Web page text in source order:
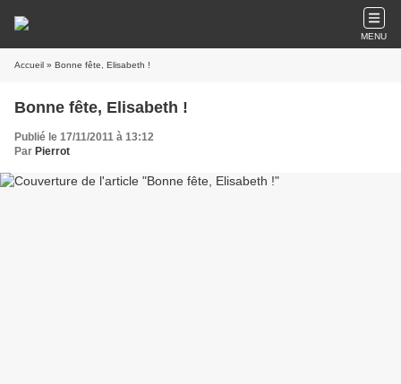
MENU
Accueil » Bonne fête, Elisabeth !
Bonne fête, Elisabeth !
Publié le 17/11/2011 à 13:12
Par Pierrot